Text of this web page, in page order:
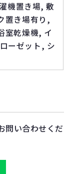
機置き場, 敷
置き場有り,
室乾燥機, イ
ーゼット, シ
問い合わせくだ